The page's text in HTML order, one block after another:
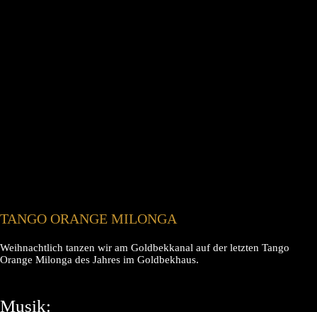
TANGO ORANGE MILONGA
Weihnachtlich tanzen wir am Goldbekkanal auf der letzten Tango
Orange Milonga des Jahres im Goldbekhaus.
Musik: